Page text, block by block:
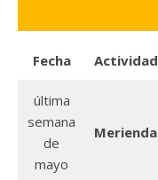
Fecha Actividad
última
semana
de
mayo
Merienda